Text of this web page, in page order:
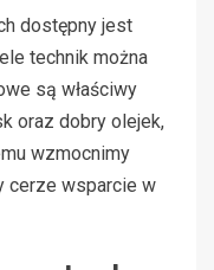
dostępny jest
technik można
są właściwy
oraz dobry olejek,
wzmocnimy
cerze wsparcie w